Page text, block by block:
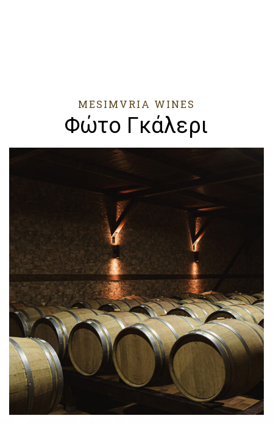
MESIMVRIA WINES
Φώτο Γκάλερι